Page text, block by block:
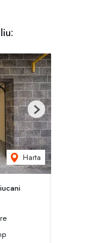
Harta
Next